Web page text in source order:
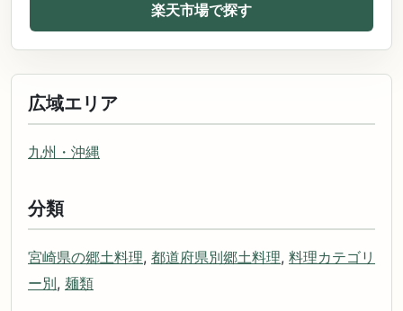
楽天市場で探す
広域エリア
九州・沖縄
分類
宮崎県の郷土料理, 都道府県別郷土料理, 料理カテゴリ
ー別, 麺類